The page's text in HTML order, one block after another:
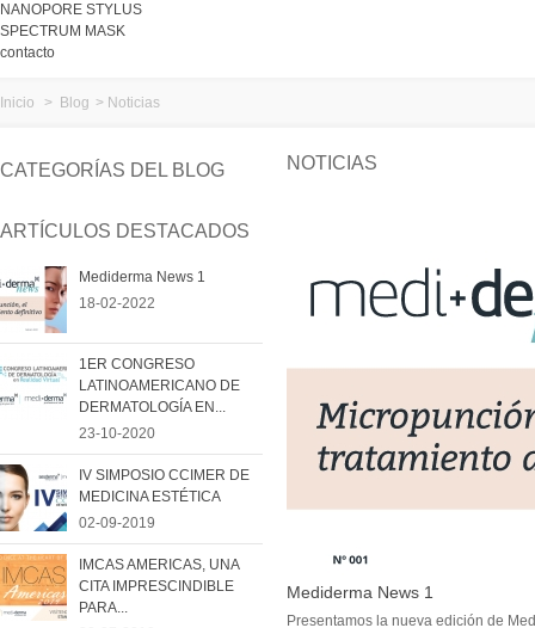
NANOPORE STYLUS
SPECTRUM MASK
contacto
Inicio > Blog > Noticias
CATEGORÍAS DEL BLOG
ARTÍCULOS DESTACADOS
Mediderma News 1
18-02-2022
1ER CONGRESO
LATINOAMERICANO DE
DERMATOLOGÍA EN...
23-10-2020
IV SIMPOSIO CCIMER DE
MEDICINA ESTÉTICA
02-09-2019
IMCAS AMERICAS, UNA
CITA IMPRESCINDIBLE
PARA...
NOTICIAS
Mediderma News 1
Presentamos la nueva edición de